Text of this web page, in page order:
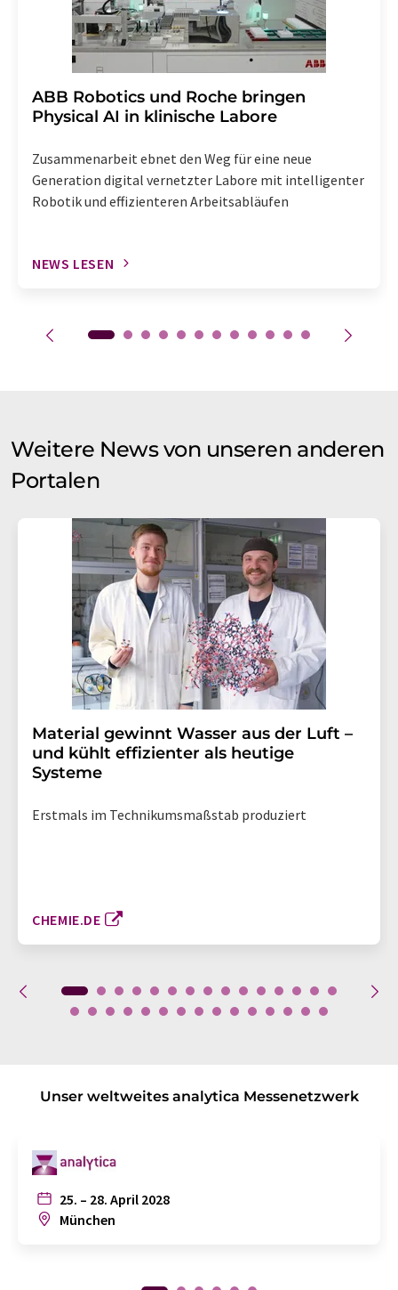
​​​​​​​ABB Robotics und Roche bringen
Physical AI in klinische Labore
Zusammenarbeit ebnet den Weg für eine neue
Generation digital vernetzter Labore mit intelligenter
Robotik und effizienteren Arbeitsabläufen
NEWS LESEN
Weitere News von unseren anderen
Portalen
Material gewinnt Wasser aus der Luft –
und kühlt effizienter als heutige
Systeme
Erstmals im Technikumsmaßstab produziert
CHEMIE.DE
Unser weltweites analytica Messenetzwerk
25. – 28. April 2028
München